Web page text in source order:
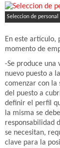
Seleccion de personal
En este artículo,
momento de
-Se produce una
nuevo puesto a
comenzar con la
del puesto a
definir el perfil
la misma se
responsabilidad
se necesitan,
clave para la